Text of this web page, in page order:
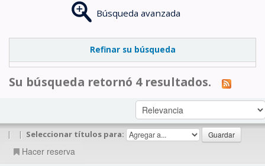
Búsqueda avanzada
Refinar su búsqueda
Su búsqueda retornó 4 resultados.
| | Seleccionar títulos para:
Hacer reserva